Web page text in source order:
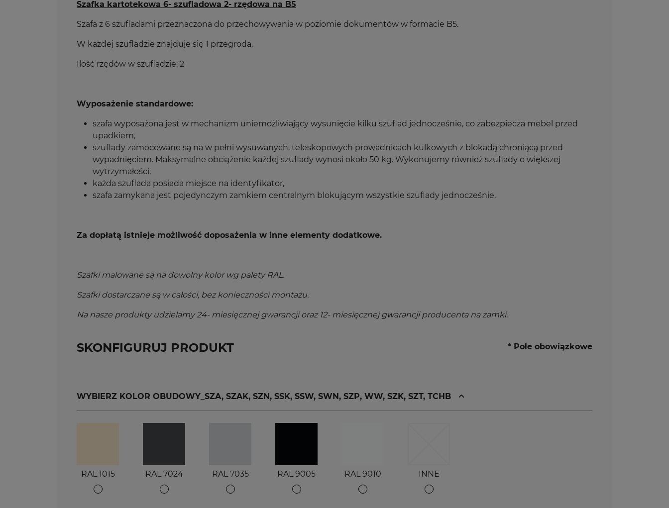
Szafka kartotekowa 6- szufladowa 2- rzędowa na B5
Szafa z 6 szufladami przeznaczona do przechowywania w poziomie dokumentów w formacie B5.
W każdej szufladzie znajduje się 1 przegroda.
Ilość rzędów w szufladzie: 2
Wyposażenie standardowe:
szafa wyposażona jest w mechanizm uniemożliwiający wysunięcie kilku szuflad jednocześnie, co zabezpiecza mebel przed
upadkiem,
szuflady zamocowane są na w pełni wysuwanych, teleskopowych prowadnicach kulkowych z blokadą chroniącą przed
wypadnięciem. Maksymalne obciążenie każdej szuflady wynosi około 50 kg. Wykonujemy również szuflady o większej
wytrzymałości,
każda szuflada posiada miejsce na identyfikator,
szafa zamykana jest pojedynczym zamkiem centralnym blokującym wszystkie szuflady jednocześnie.
Za dopłatą istnieje możliwość doposażenia w inne elementy dodatkowe.
Szafki malowane są na dowolny kolor wg palety RAL.
Szafki dostarczane są w całości, bez konieczności montażu.
Na nasze produkty udzielamy 24- miesięcznej gwarancji oraz 12- miesięcznej gwarancji producenta na zamki.
SKONFIGURUJ PRODUKT * Pole obowiązkowe
WYBIERZ KOLOR OBUDOWY_SZA, SZAK, SZN, SSK, SSW, SWN, SZP, WW, SZK, SZT, TCHB
RAL 1015 RAL 7024 RAL 7035 RAL 9005 RAL 9010 INNE